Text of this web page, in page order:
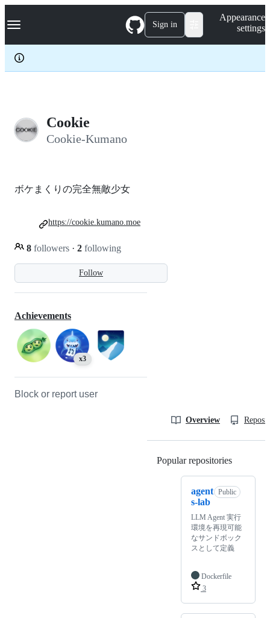
k
p
c
Navigation Menu Sign in
Appearance
settings
Cookie
Cookie-Kumano
Follow
ボケまくりの完全無敵少女
8 followers · 2 following
https://cookie.kumano.moe
Achievements
x3
Block or report user
Overview
Popular repositories
agent
s-lab
Public
LLM Agent 実行
環境を再現可能
なサンドボック
スとして定義
Dockerfile
3